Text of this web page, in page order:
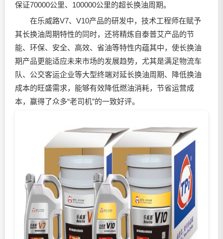
保证70000公里、100000公里的超长换油周期。
在乐威路V7、V10产品的研发中，技术工程师在赋予
其长换油周期特性的同时，还将精炼自泰普艾产品的节
能、环保、安全、高效、省油等特性内蕴其中，使长换油
期产品更能适应未来市场的发展趋势，尤其是满足物流车
队、公交客运企业等大型终端对延长换油周期、降低换油
成本的旺盛需求，能够有效降低燃油消耗，节省运营成
本，赢得了众多“老司机”的一致好评。